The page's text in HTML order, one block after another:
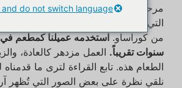
مرحباً بالجميع! سأقدم لكم اليوم مقطورة
التي يبلغ طولها 36 قدمًا والتي
من كوراساو.استخدمه عميلنا كمطعم في
سنوات تقريباً. العمل مزدهر كالعادة،
الطعام هذه. تابع القراءة لترى ما قدمناه
نلقي نظرة على بعض الصور التي تُظهر
and do not switch language